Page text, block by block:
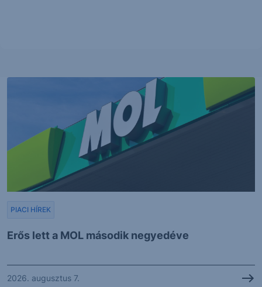
Erős lett a MOL második negyedéve
PIACI HÍREK
2026. augusztus 7.